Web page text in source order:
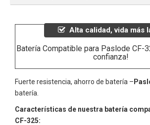
Alta calidad, vida más
Batería Compatible para Paslode CF-
confianza!
Fuerte resistencia, ahorro de batería –
batería.
Características de nuestra batería
CF-325: